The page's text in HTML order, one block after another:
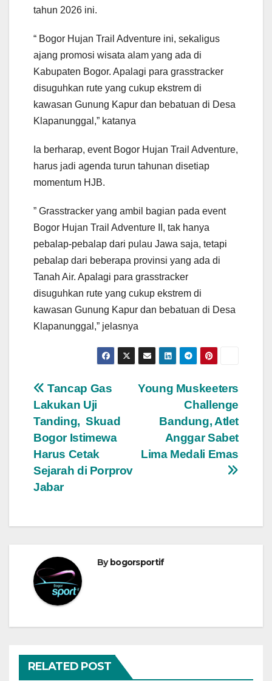
tahun 2026 ini.
“ Bogor Hujan Trail Adventure ini, sekaligus
ajang promosi wisata alam yang ada di
Kabupaten Bogor. Apalagi para grasstracker
disuguhkan rute yang cukup ekstrem di
kawasan Gunung Kapur dan bebatuan di Desa
Klapanunggal,” katanya
Ia berharap, event Bogor Hujan Trail Adventure,
harus jadi agenda turun tahunan disetiap
momentum HJB.
” Grasstracker yang ambil bagian pada event
Bogor Hujan Trail Adventure II, tak hanya
pebalap-pebalap dari pulau Jawa saja, tetapi
pebalap dari beberapa provinsi yang ada di
Tanah Air. Apalagi para grasstracker
disuguhkan rute yang cukup ekstrem di
kawasan Gunung Kapur dan bebatuan di Desa
Klapanunggal,” jelasnya
Navigasi
pos
Young Muskeeters
Challenge
Bandung, Atlet
Anggar Sabet
Lima Medali Emas
Tancap Gas
Lakukan Uji
Tanding, Skuad
Bogor Istimewa
Harus Cetak
Sejarah di Porprov
Jabar
Bybogorsportif
RELATED POST